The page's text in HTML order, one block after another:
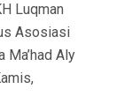
Luqman
Asosiasi
Ma’had Aly